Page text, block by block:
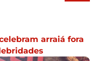
arraiá fora